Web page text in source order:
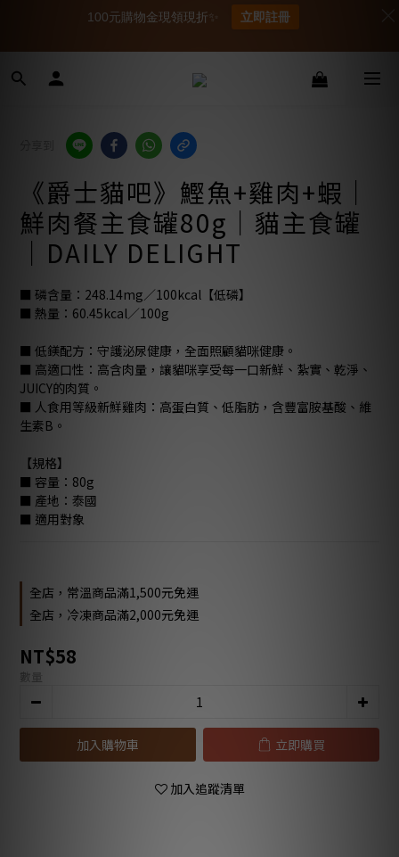
《爵士貓吧》鰹魚+雞肉+蝦｜
鮮肉餐主食罐80g｜貓主食罐
｜DAILY DELIGHT
■ 磷含量：248.14mg／100kcal【低磷】
■ 熱量：60.45kcal／100g
■ 低鎂配方：守護泌尿健康，全面照顧貓咪健康。
■ 高適口性：高含肉量，讓貓咪享受每一口新鮮、紮實、乾淨、
JUICY的肉質。
■ 人食用等級新鮮雞肉：高蛋白質、低脂肪，含豐富胺基酸、維
生素B。
【規格】
■ 容量：80g
■ 產地：泰國
■ 適用對象
全店，常溫商品滿1,500元免運
全店，冷凍商品滿2,000元免運
NT$58
數量
加入購物車 立即購買
加入追蹤清單
100元購物金現領現折✨ 立即註冊